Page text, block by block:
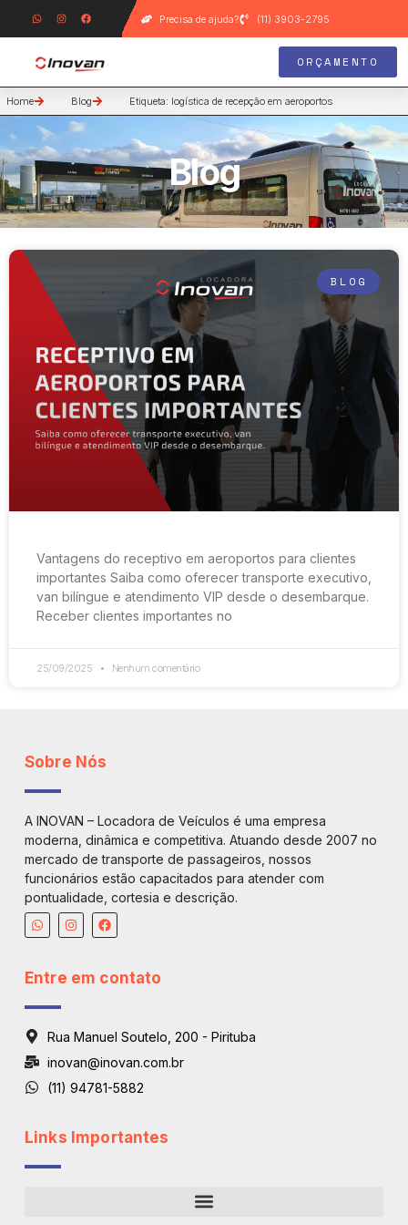
Precisa de ajuda? (11) 3903-2795
ORÇAMENTO
Home Blog Etiqueta: logística de recepção em aeroportos
Blog
BLOG
Vantagens do receptivo em aeroportos para clientes
importantes Saiba como oferecer transporte executivo,
van bilíngue e atendimento VIP desde o desembarque.
Receber clientes importantes no
25/09/2025 Nenhum comentário
Sobre Nós
A INOVAN – Locadora de Veículos é uma empresa
moderna, dinâmica e competitiva. Atuando desde 2007 no
mercado de transporte de passageiros, nossos
funcionários estão capacitados para atender com
pontualidade, cortesia e descrição.
Entre em contato
Rua Manuel Soutelo, 200 - Pirituba
inovan@inovan.com.br
(11) 94781-5882
Links Importantes